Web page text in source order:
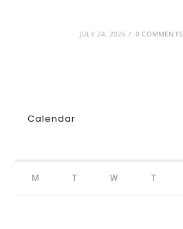
JULY 24, 2026 / 0 COMMENTS
Calendar
M T W T